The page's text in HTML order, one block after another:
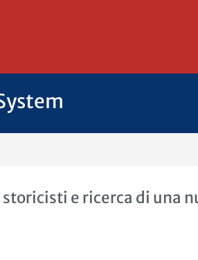
e ricerca di una